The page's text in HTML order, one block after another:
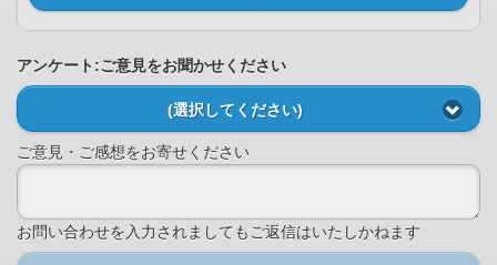
アンケート:ご意見をお聞かせください
(選択してください)
ご意見・ご感想をお寄せください
お問い合わせを入力されましてもご返信はいたしかねます